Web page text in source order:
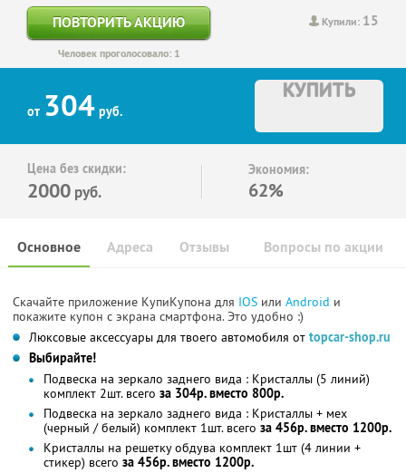
Купили: 15
ПОВТОРИТЬ АКЦИЮ
Человек проголосовало: 1
от 304 руб.
КУПИТЬ
Цена без скидки:
2000 руб.
Экономия:
62%
Основное Отзывы Вопросы по акции
Адреса
Скачайте приложение КупиКупона для IOS или Android и
покажите купон с экрана смартфона. Это удобно :)
Люксовые аксессуары для твоего автомобиля от topcar-shop.ru
Выбирайте!
Подвеска на зеркало заднего вида : Кристаллы (5 линий)
комплект 2шт. всего за 304р. вместо 800р.
Подвеска на зеркало заднего вида : Кристаллы + мех
(черный / белый) комплект 1шт. всего за 456р. вместо 1200р.
Кристаллы на решетку обдува комплект 1шт (4 линии +
стикер) всего за 456р. вместо 1200р.